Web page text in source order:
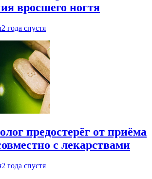
вросшего ногтя
2 года спустя
предостерёг от приёма
с лекарствами
2 года спустя